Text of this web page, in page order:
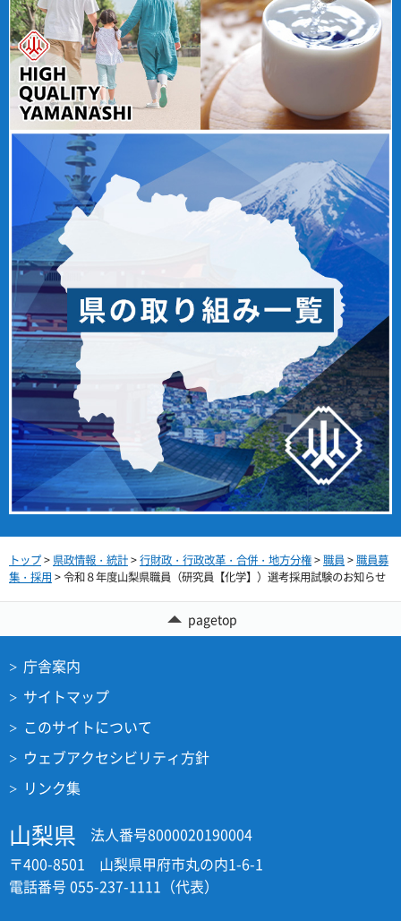
トップ> 県政情報・統計>行財政・行政改革・合併・地方分権>職員 >職員募
集・採用 > 令和８年度山梨県職員（研究員【化学】）選考採用試験のお知らせ
pagetop
庁舎案内
サイトマップ
このサイトについて
ウェブアクセシビリティ方針
リンク集
山梨県
法人番号8000020190004
〒400-8501 山梨県甲府市丸の内1-6-1
電話番号 055-237-1111（代表）